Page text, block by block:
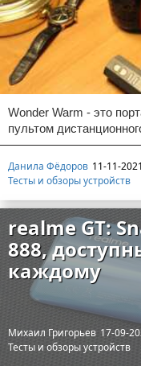
Wonder Warm - это
пультом
Данила Фёдоров 11-11-
Тесты и обзоры устройств
realme GT:
888,
каждому
Михаил Григорьев 17-09-
Тесты и обзоры устройств